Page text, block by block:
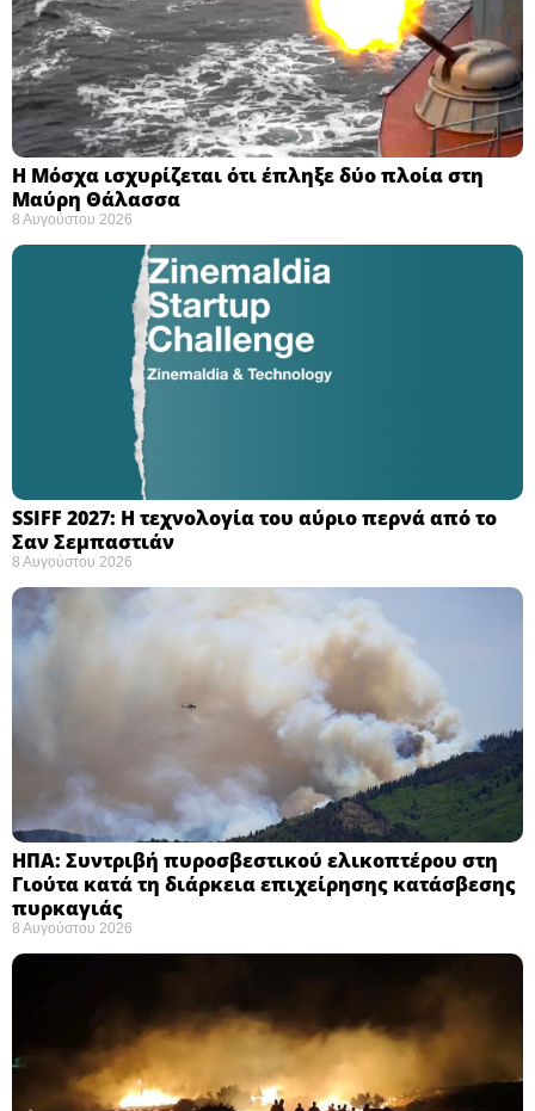
Η Μόσχα ισχυρίζεται ότι έπληξε δύο πλοία στη
Μαύρη Θάλασσα ​
8 Αυγούστου 2026
SSIFF 2027: Η τεχνολογία του αύριο περνά από το
Σαν Σεμπαστιάν ​
8 Αυγούστου 2026
ΗΠΑ: Συντριβή πυροσβεστικού ελικοπτέρου στη
Γιούτα κατά τη διάρκεια επιχείρησης κατάσβεσης
πυρκαγιάς ​
8 Αυγούστου 2026